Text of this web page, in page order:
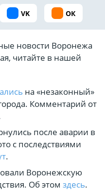
VK ОК
новости Воронежа
читайте в нашей
на «незаконный»
Комментарий от
после аварии в
с последствиями
.
Воронежскую
Об этом здесь.